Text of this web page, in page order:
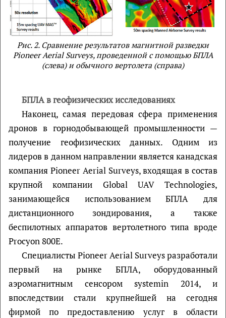
Рис. 2. Сравнение результатов магнитной разведки
Pioneer Aerial Surveys, проведенной с помощью БПЛА
(слева) и обычного вертолета (справа)
БПЛА в геофизических исследованиях
Наконец, самая передовая сфера применения
дронов в горнодобывающей промышленности —
получение геофизических данных. Одним из
лидеров в данном направлении является канадская
компания Pioneer Aerial Surveys, входящая в состав
крупной компании Global UAV Technologies,
занимающейся использованием БПЛА для
дистанционного зондирования, а также
беспилотных аппаратов вертолетного типа вроде
Procyon 800E.
Специалисты Pioneer Aerial Surveys разработали
первый на рынке БПЛА, оборудованный
аэромагнитным сенсором systemin 2014, и
впоследствии стали крупнейшей на сегодня
фирмой по предоставлению услуг в области